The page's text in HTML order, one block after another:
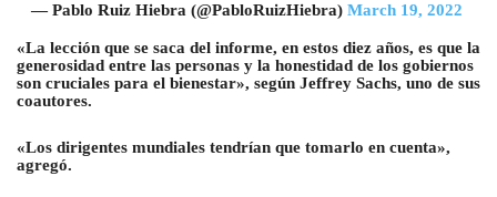
— Pablo Ruiz Hiebra (@PabloRuizHiebra) March 19, 2022
«La lección que se saca del informe, en estos diez años, es que la
generosidad entre las personas y la honestidad de los gobiernos
son cruciales para el bienestar», según Jeffrey Sachs, uno de sus
coautores.
«Los dirigentes mundiales tendrían que tomarlo en cuenta»,
agregó.